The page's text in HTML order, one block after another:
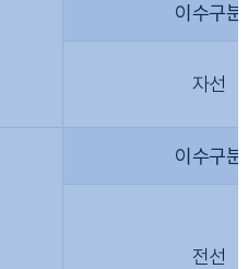
이수구분
자선
이수구분
전선